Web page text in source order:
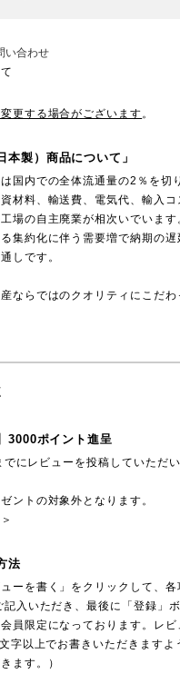
い合わせ
更する場合がございます 。
本製）商品について」
国内での全体流通量の2％を切
材料、輸送費、電気代、輸入
場の自主廃業が相次いでいます
集約化に伴う需要増で納期の
しです。
ならではのクオリティにこだわ
3000ポイント進呈
にレビューを投稿していただ
ントの対象外となります。
法
ーを書く」をクリックして、
入いただき、最後に「登録」
員限定になっております。レビ
字以上でお書きいただきます
ます。）